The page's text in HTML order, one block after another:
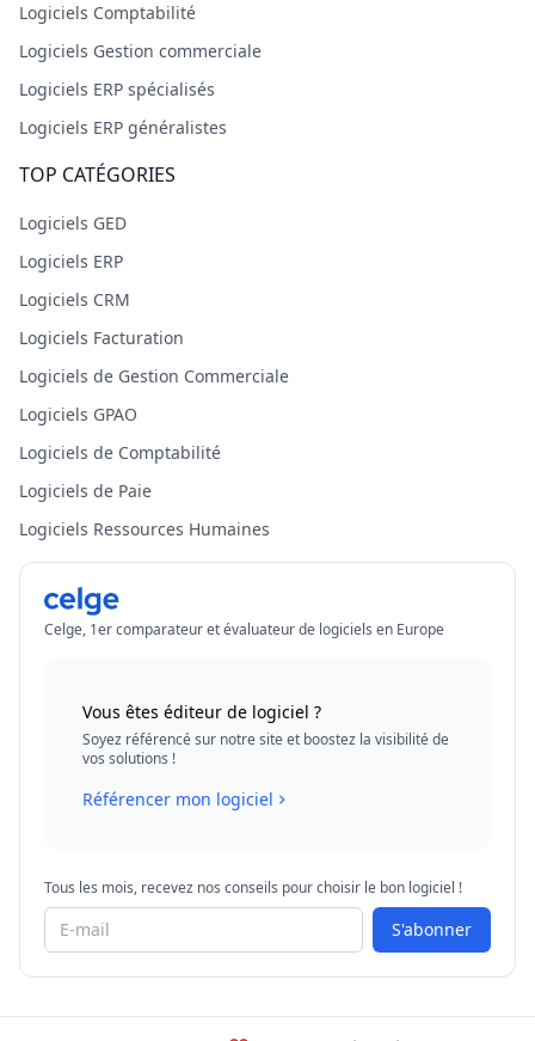
Logiciels Comptabilité
Logiciels Gestion commerciale
Logiciels ERP spécialisés
Logiciels ERP généralistes
TOP CATÉGORIES
Logiciels GED
Logiciels ERP
Logiciels CRM
Logiciels Facturation
Logiciels de Gestion Commerciale
Logiciels GPAO
Logiciels de Comptabilité
Logiciels de Paie
Logiciels Ressources Humaines
Celge, 1er comparateur et évaluateur de logiciels en Europe
Vous êtes éditeur de logiciel ?
Soyez référencé sur notre site et boostez la visibilité de
vos solutions !
Référencer mon logiciel
Tous les mois, recevez nos conseils pour choisir le bon logiciel !
S'abonner